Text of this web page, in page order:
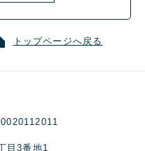
トップページへ戻る
目3番地1